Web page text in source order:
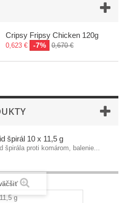
Cripsy Fripsy Chicken 120g
0,623 € -7% 0,670 €
špirál 10 x 11,5 g
špirála proti komárom, balenie...